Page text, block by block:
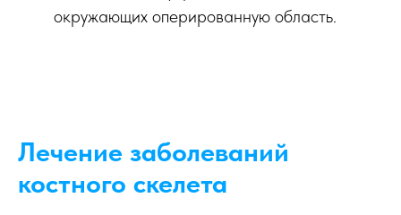
окружающих оперированную область.
Лечение заболеваний
костного скелета